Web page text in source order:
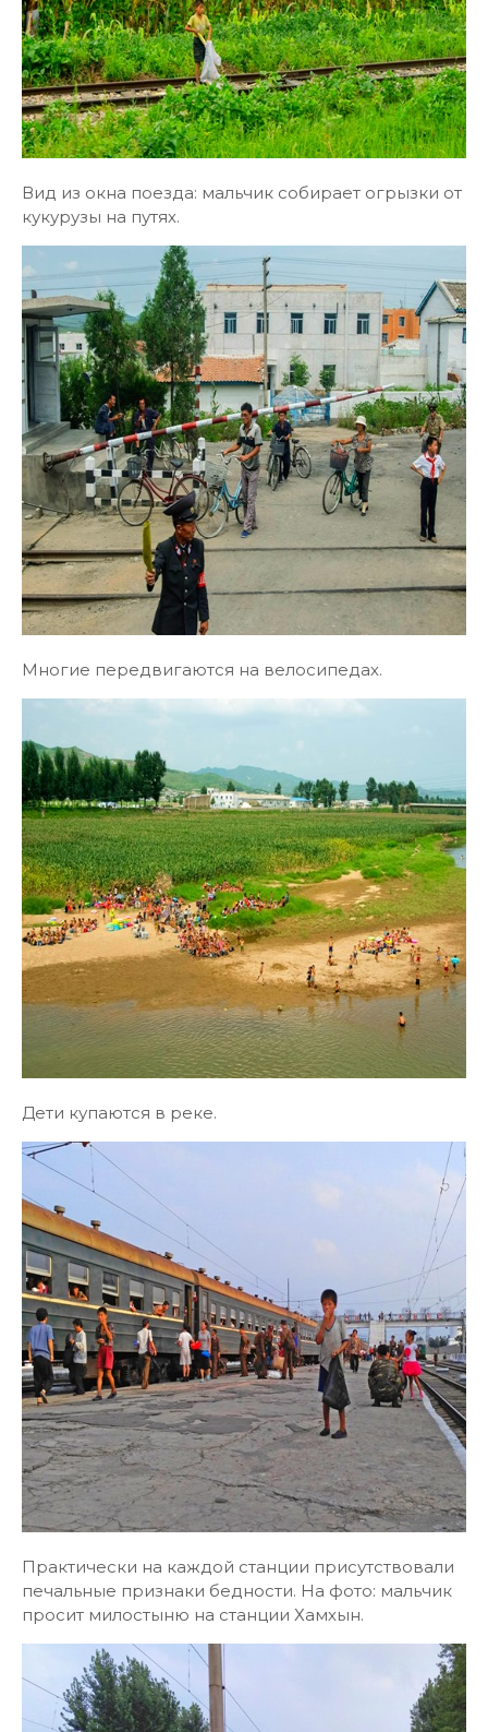
Вид из окна поезда: мальчик собирает огрызки от
кукурузы на путях.
Многие передвигаются на велосипедах.
Дети купаются в реке.
Практически на каждой станции присутствовали
печальные признаки бедности. На фото: мальчик
просит милостыню на станции Хамхын.